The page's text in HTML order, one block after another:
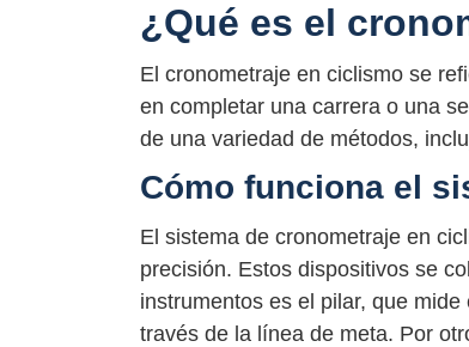
¿Qué es el
El cronometraje en ciclismo se
en completar una carrera o una
de una variedad de métodos,
Cómo funciona el
El sistema de cronometraje en
precisión. Estos dispositivos se
instrumentos es el pilar, que
través de la línea de meta. Por